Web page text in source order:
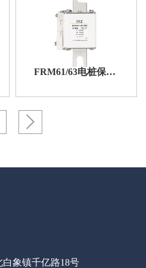
FRM61/63电桩保护用快速熔断器（UN型）
象镇千亿路18号